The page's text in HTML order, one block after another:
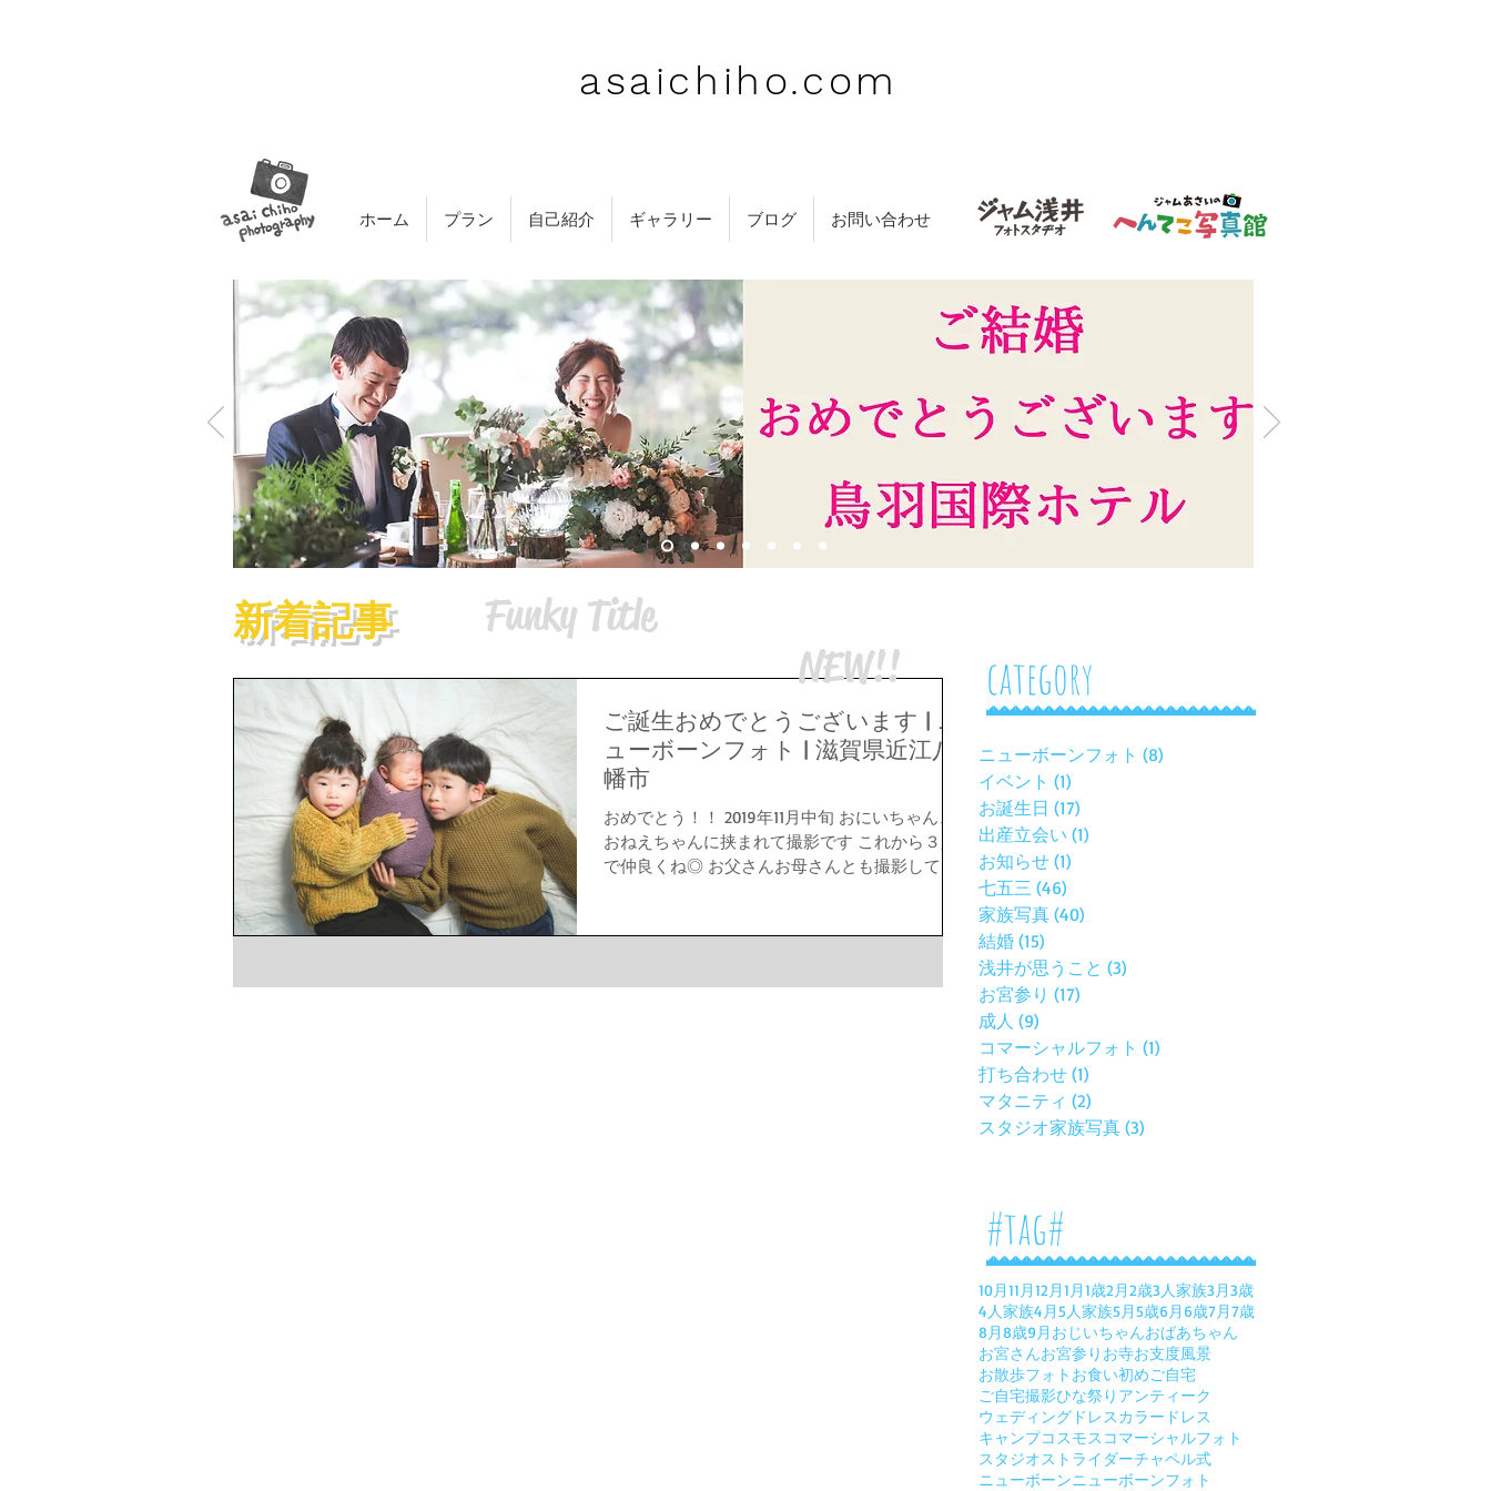
asaichiho.com
ホーム プラン 自己紹介 ギャラリー ブログ お問い合わせ
.
Funky Title
​新着記事
ご誕生おめでとうございます | ニ
ューボーンフォト | 滋賀県近江八
幡市
おめでとう！！ 2019年11月中旬 おにいちゃん、
おねえちゃんに挟まれて撮影です これから３人
で仲良くね◎ お父さんお母さんとも撮影してい
の壁で家族写真も撮影しました。...
NEW!! category
ニューボーンフォト (8)
イベント (1)
お誕生日 (17)
出産立会い (1)
お知らせ (1)
七五三 (46)
家族写真 (40)
結婚 (15)
浅井が思うこと (3)
お宮参り (17)
成人 (9)
コマーシャルフォト (1)
打ち合わせ (1)
マタニティ (2)
スタジオ家族写真 (3)
#tag#
10月11月12月1月1歳2月2歳3人家族3月3歳
4人家族4月5人家族5月5歳6月 6歳7月7歳
8月8歳9月 おじいちゃんおばあちゃん
お宮さんお宮参り お寺お支度風景
お散歩フォト お食い初めご自宅
ご自宅撮影ひな祭り アンティーク
ウェディングドレスカラードレス
キャンプコスモス コマーシャルフォト
スタジオストライダーチャペル式
ニューボーンニューボーンフォト